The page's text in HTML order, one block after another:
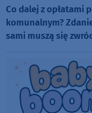
Co dalej z opłatami
komunalnym?
sami muszą się